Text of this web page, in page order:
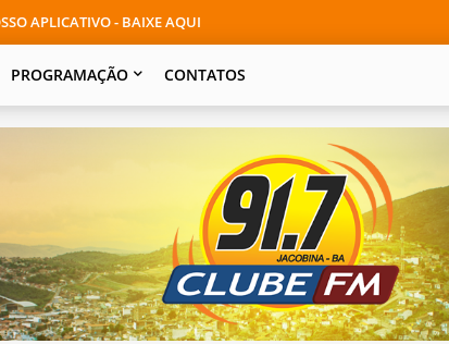
APLICATIVO - BAIXE AQUI
PROGRAMAÇÃO CONTATOS